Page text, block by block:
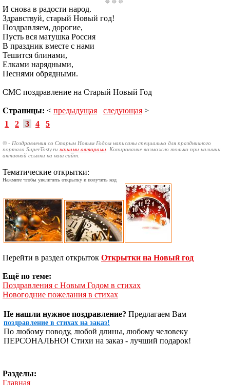
И снова в радости народ.
Здравствуй, старый Новый год!
Поздравляем, дорогие,
Пусть вся матушка Россия
В праздник вместе с нами
Тешится блинами,
Елками нарядными,
Песнями обрядными.
СМС поздравление на Старый Новый Год
Страницы: < предыдущая следующая >
1
2 3 4 5
© - Поздравления со Старым Новым Годом написаны специально для праздничного
портала SuperTosty.ru нашими авторами . Копирование возможно только при наличии
активной ссылки на наш сайт.
Тематические открытки:
Нажмите чтобы увеличить открытку и получить код
Перейти в раздел открыток Открытки на Новый год
Ещё по теме:
Поздравления с Новым Годом в стихах
Новогодние пожелания в стихах
Не нашли нужное поздравление? Предлагаем Вам
поздравление в стихах на заказ!
По любому поводу, любой длины, любому человеку
ПЕРСОНАЛЬНО! Стихи на заказ - лучший подарок!
Разделы:
Главная